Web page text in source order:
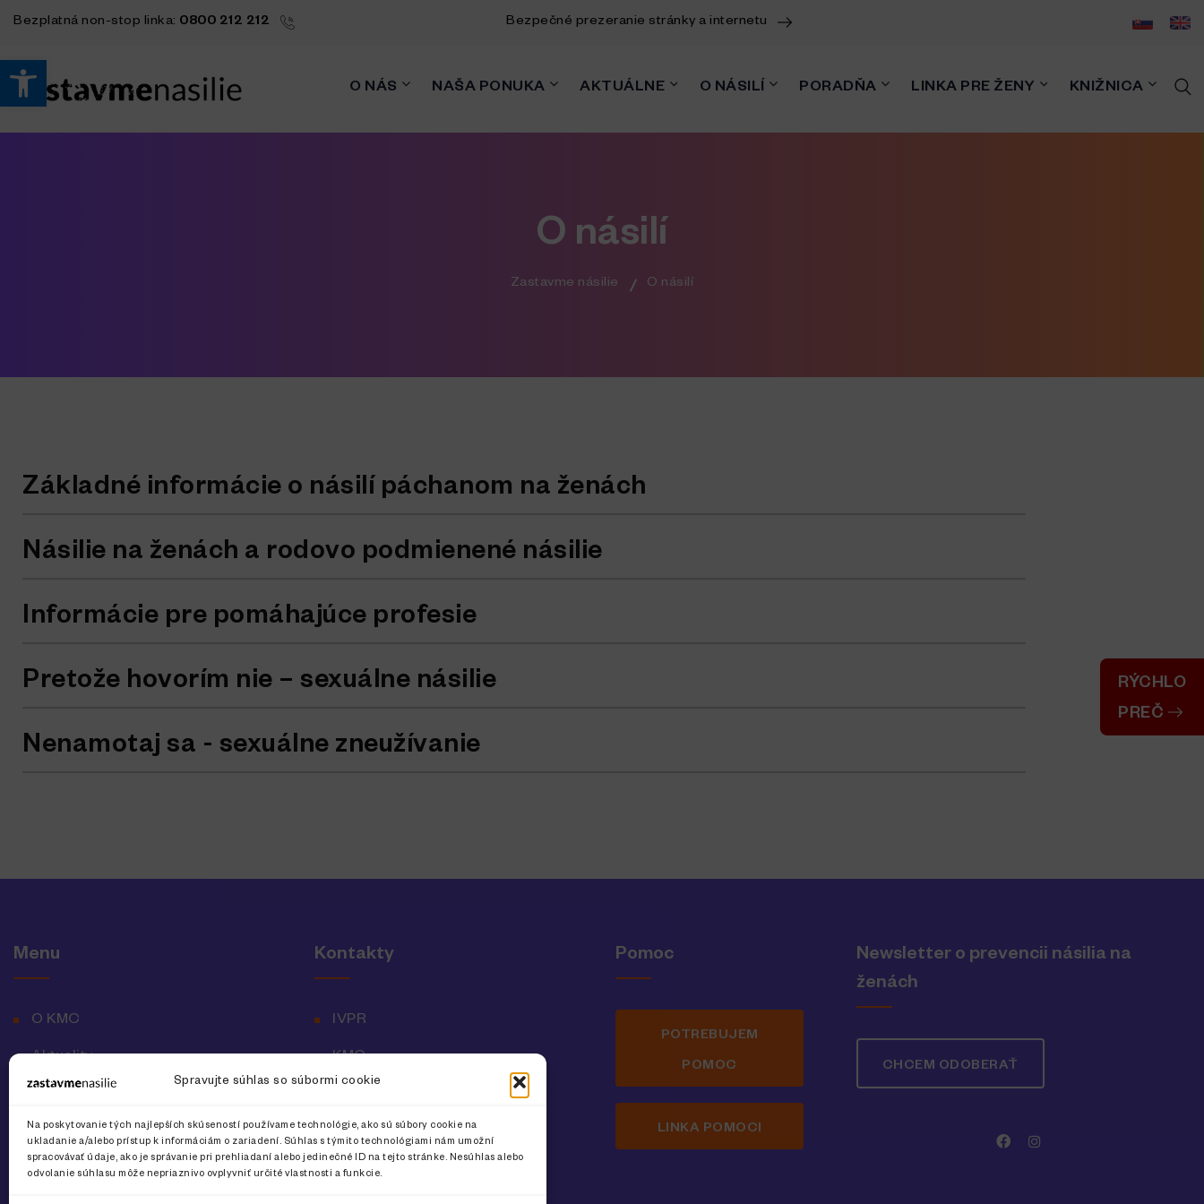
Open toolbar
Spravujte súhlas so súbormi cookie
Na poskytovanie tých najlepších skúseností používame technológie, ako sú súbory cookie na
ukladanie a/alebo prístup k informáciám o zariadení. Súhlas s týmito technológiami nám umožní
spracovávať údaje, ako je správanie pri prehliadaní alebo jedinečné ID na tejto stránke. Nesúhlas alebo
odvolanie súhlasu môže nepriaznivo ovplyvniť určité vlastnosti a funkcie.
Bezplatná non-stop linka: 0800 212 212 Bezpečné prezeranie stránky a internetu
RÝCHLO
PREČ
O NÁS NAŠA PONUKA AKTUÁLNE O NÁSILÍ PORADŇA LINKA PRE ŽENY KNIŽNICA
O násilí
Zastavme násilie O násilí
Základné informácie o násilí páchanom na ženách
Násilie na ženách a rodovo podmienené násilie
Informácie pre pomáhajúce profesie
Pretože hovorím nie – sexuálne násilie
Nenamotaj sa - sexuálne zneužívanie
Menu
O KMC
Aktuality
Ochrana osobných údajov
Kontakty
IVPR
KMC
Pomoc
POTREBUJEM
POMOC
LINKA POMOCI
Newsletter o prevencii násilia na
ženách
CHCEM ODOBERAŤ